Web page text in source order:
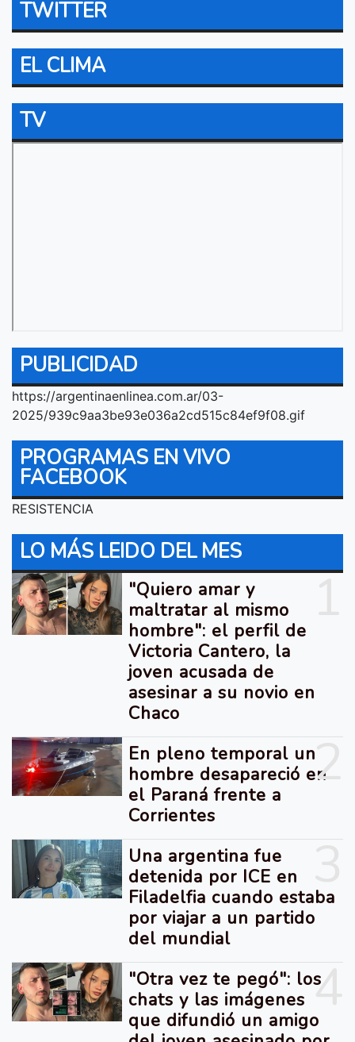
TWITTER
EL CLIMA
TV
PUBLICIDAD
https://argentinaenlinea.com.ar/03-
2025/939c9aa3be93e036a2cd515c84ef9f08.gif
PROGRAMAS EN VIVO
FACEBOOK
RESISTENCIA
LO MÁS LEIDO DEL MES
"Quiero amar y
maltratar al mismo
hombre": el perfil de
Victoria Cantero, la
joven acusada de
asesinar a su novio en
Chaco
2
En pleno temporal un
hombre desapareció en
el Paraná frente a
Corrientes
Una argentina fue
detenida por ICE en
Filadelfia cuando estaba
por viajar a un partido
del mundial
4
"Otra vez te pegó": los
chats y las imágenes
que difundió un amigo